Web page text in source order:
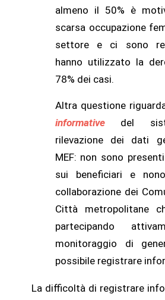
almeno il 50% è
scarsa occupazione
settore e ci sono
hanno utilizzato la
78% dei casi.
Altra questione
informative del
rilevazione dei dati
MEF: non sono
sui beneficiari e
collaborazione dei
Città metropolitane
partecipando
monitoraggio di
possibile registrare
La difficoltà di registrare